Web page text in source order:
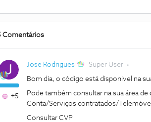
Comentários
+5
Jose Rodrigues Super User
Bom dia, o código está disponivel na
Pode também consultar na sua área de
Conta/Serviços contratados/Telemóvel
Consultar CVP